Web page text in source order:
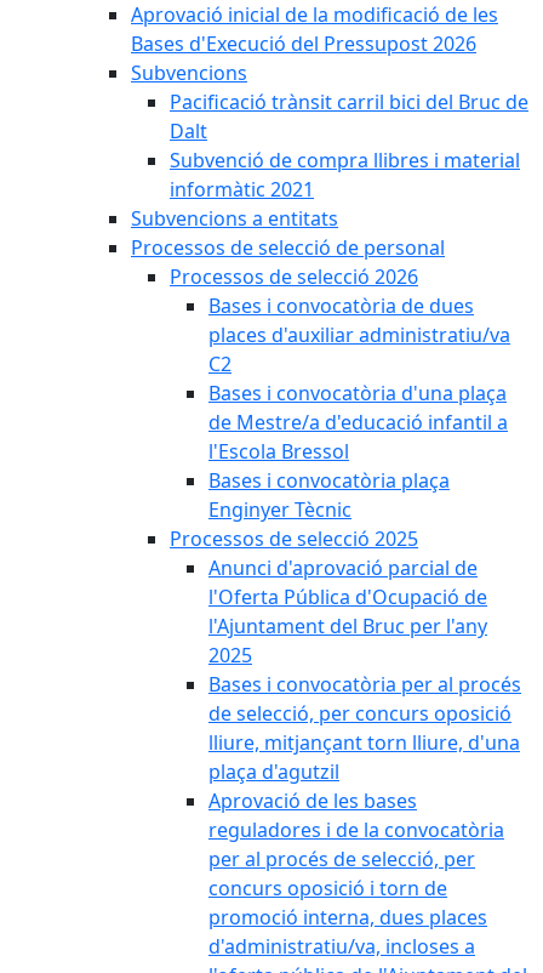
Aprovació inicial de la modificació de les
Bases d'Execució del Pressupost 2026
Subvencions
Pacificació trànsit carril bici del Bruc de
Dalt
Subvenció de compra llibres i material
informàtic 2021
Subvencions a entitats
Processos de selecció de personal
Processos de selecció 2026
Bases i convocatòria de dues
places d'auxiliar administratiu/va
C2
Bases i convocatòria d'una plaça
de Mestre/a d'educació infantil a
l'Escola Bressol
Bases i convocatòria plaça
Enginyer Tècnic
Processos de selecció 2025
Anunci d'aprovació parcial de
l'Oferta Pública d'Ocupació de
l'Ajuntament del Bruc per l'any
2025
Bases i convocatòria per al procés
de selecció, per concurs oposició
lliure, mitjançant torn lliure, d'una
plaça d'agutzil
Aprovació de les bases
reguladores i de la convocatòria
per al procés de selecció, per
concurs oposició i torn de
promoció interna, dues places
d'administratiu/va, incloses a